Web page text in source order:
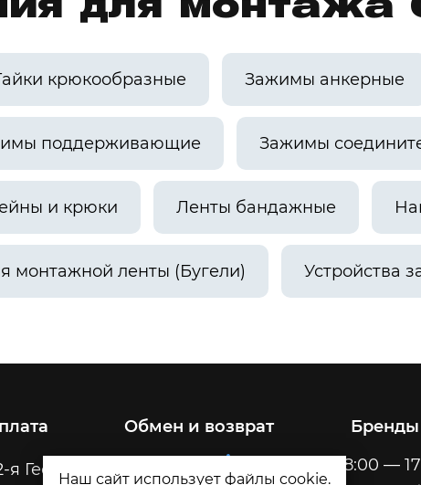
Наш сайт использует файлы cookie.
для монтажа
крюкообразные Зажимы анкерные
поддерживающие Зажимы
и крюки Ленты бандажные
монтажной ленты (Бугели) Устройства
Обмен и возврат Бренды
я Геологическая, 32
8:00 —